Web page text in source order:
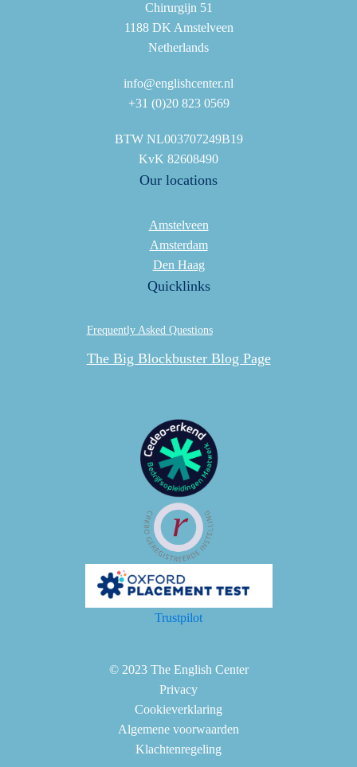
Chirurgijn 51
1188 DK Amstelveen
Netherlands
info@englishcenter.nl
+31 (0)20 823 0569
BTW NL003707249B19
KvK 82608490
Our locations
Amstelveen
Amsterdam
Den Haag
Quicklinks
Frequently Asked Questions
The Big Blockbuster Blog Page
Trustpilot
© 2023 The English Center
Privacy
Cookieverklaring
Algemene voorwaarden
Klachtenregeling